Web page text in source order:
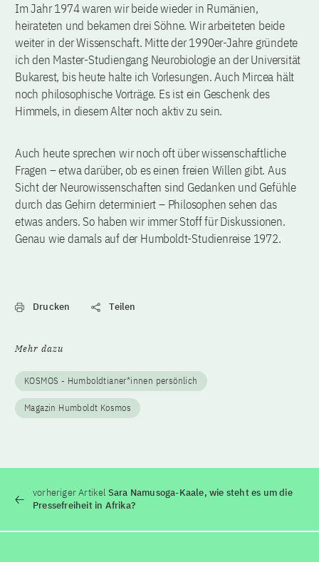
Im Jahr 1974 waren wir beide wieder in Rumänien,
heirateten und bekamen drei Söhne. Wir arbeiteten beide
weiter in der Wissenschaft. Mitte der 1990er-Jahre gründete
ich den Master-Studiengang Neurobiologie an der Universität
Bukarest, bis heute halte ich Vorlesungen. Auch Mircea hält
noch philosophische Vorträge. Es ist ein Geschenk des
Himmels, in diesem Alter noch aktiv zu sein.
Auch heute sprechen wir noch oft über wissenschaftliche
Fragen – etwa darüber, ob es einen freien Willen gibt. Aus
Sicht der Neurowissenschaften sind Gedanken und Gefühle
durch das Gehirn determiniert – Philosophen sehen das
etwas anders. So haben wir immer Stoff für Diskussionen.
Genau wie damals auf der Humboldt-Studienreise 1972.
Drucken Teilen
Mehr dazu
KOSMOS - Humboldtianer*innen persönlich
Magazin Humboldt Kosmos
vorheriger Artikel Sara Namusoga-Kaale, wie steht es um die
Pressefreiheit in Afrika?